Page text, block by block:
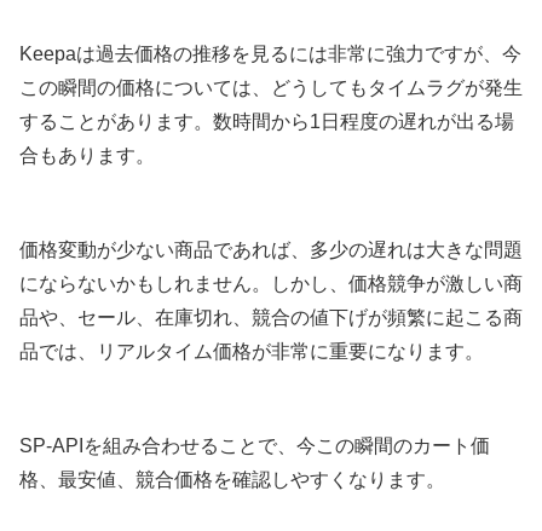
Keepaは過去価格の推移を見るには非常に強力ですが、今
この瞬間の価格については、どうしてもタイムラグが発生
することがあります。数時間から1日程度の遅れが出る場
合もあります。
価格変動が少ない商品であれば、多少の遅れは大きな問題
にならないかもしれません。しかし、価格競争が激しい商
品や、セール、在庫切れ、競合の値下げが頻繁に起こる商
品では、リアルタイム価格が非常に重要になります。
SP-APIを組み合わせることで、今この瞬間のカート価
格、最安値、競合価格を確認しやすくなります。